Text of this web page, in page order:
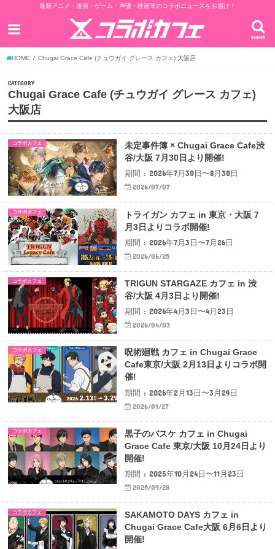
最新アニメ・漫画・ゲーム・声優・映画等のコラボニュースをお届け！
search
HOME Chugai Grace Cafe (チュウガイ グレース カフェ) 大阪店
CATEGORY
Chugai Grace Cafe (チュウガイ グレース カフェ)
大阪店
コラボカフェ
未定事件簿 × Chugai Grace Cafe渋
谷/大阪 7月30日より開催!
期間 : 2026年7月30日〜8月30日
2026/07/07
コラボカフェ
トライガン カフェ in 東京・大阪 7
月3日よりコラボ開催!
期間 : 2026年7月3日〜7月26日
2026/06/25
コラボカフェ
TRIGUN STARGAZE カフェ in 渋
谷/大阪 4月3日より開催!
期間 : 2026年4月3日〜4月23日
2026/04/03
コラボカフェ
呪術廻戦 カフェ in Chugai Grace
Cafe東京/大阪 2月13日よりコラボ開
催!
期間 : 2026年2月13日〜3月29日
2026/01/27
コラボカフェ
黒子のバスケ カフェ in Chugai
Grace Cafe 東京/大阪 10月24日より
開催!
期間 : 2025年10月24日〜11月23日
2025/09/28
コラボカフェ
SAKAMOTO DAYS カフェ in
Chugai Grace Cafe大阪 6月6日より
開催!